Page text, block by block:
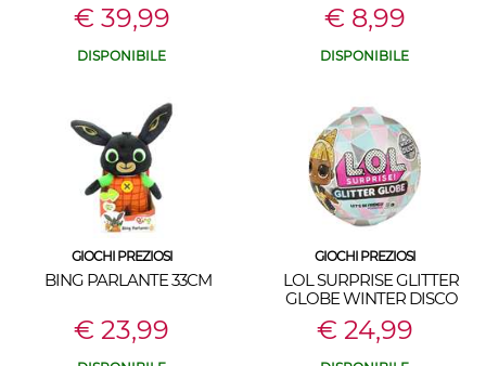
€ 39,99
DISPONIBILE
€ 8,99
DISPONIBILE
GIOCHI PREZIOSI
BING PARLANTE 33CM
€ 23,99
GIOCHI PREZIOSI
LOL SURPRISE GLITTER
GLOBE WINTER DISCO
€ 24,99